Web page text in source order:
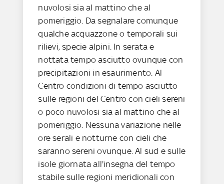
nuvolosi sia al mattino che al
pomeriggio. Da segnalare comunque
qualche acquazzone o temporali sui
rilievi, specie alpini. In serata e
nottata tempo asciutto ovunque con
precipitazioni in esaurimento. Al
Centro condizioni di tempo asciutto
sulle regioni del Centro con cieli sereni
o poco nuvolosi sia al mattino che al
pomeriggio. Nessuna variazione nelle
ore serali e notturne con cieli che
saranno sereni ovunque. Al sud e sulle
isole giornata all'insegna del tempo
stabile sulle regioni meridionali con